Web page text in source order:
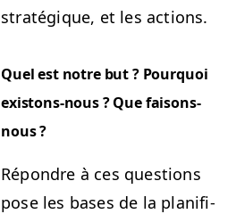
stratégique, et les actions.
Quel est notre but ? Pourquoi
exis­tons-nous ? Que faisons-
nous ?
Répon­dre à ces ques­tions
pose les bases de la plan­i­fi­